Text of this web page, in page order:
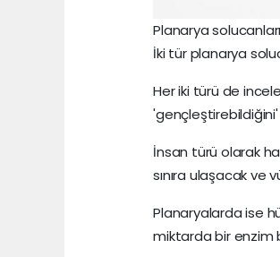
Planarya
İki tür planarya
Her iki türü de
İnsan türü olarak
sınıra ulaşacak ve
Planaryalarda ise
miktarda bir enzim